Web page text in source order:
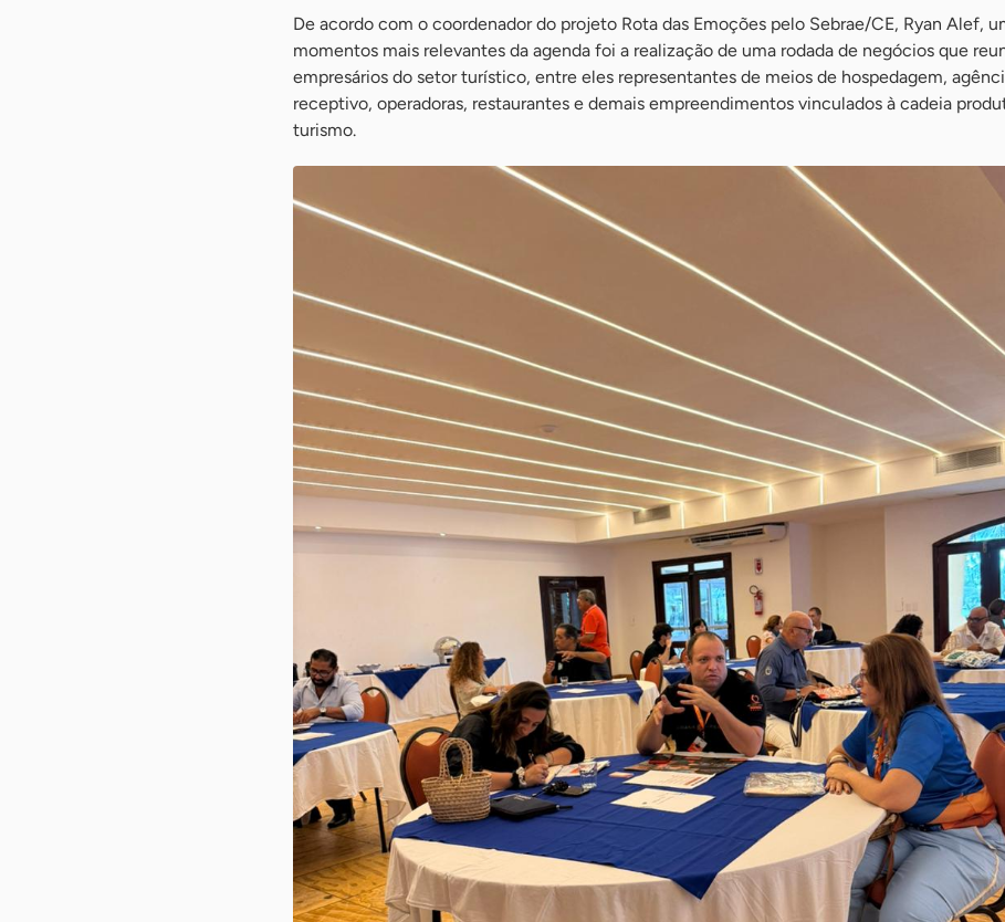
De acordo com o coordenador do projeto Rota das Emoções pelo Sebrae/CE, Ryan Alef,
momentos mais relevantes da agenda foi a realização de uma rodada de negócios que
empresários do setor turístico, entre eles representantes de meios de hospedagem,
receptivo, operadoras, restaurantes e demais empreendimentos vinculados à cadeia
turismo.